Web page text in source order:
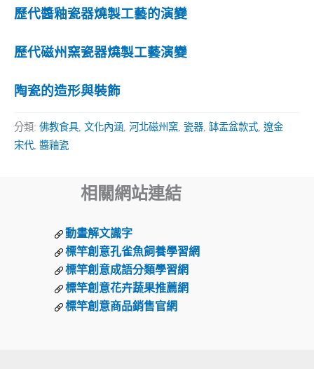
歷代醬釉瓷器燒製工藝的演變
歷代磁州窯瓷器燒製工藝演變
陶瓷的造形與裝飾
分類: 佛教食具 文化內涵 河北磁州窯 瓷器 缽盂盆款式 遼金
宋代 醬釉瓷
相關網站連結
動畫解文識字
標竿創意孔雀魚飼養學習網
標竿創意成語分類學習網
標竿創意花卉蔬果推薦網
標竿創意商品銷售官網